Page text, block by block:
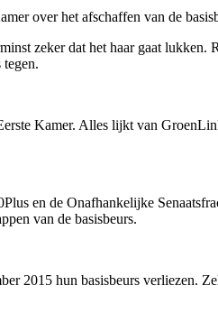
over het afschaffen van de
zeker dat het haar gaat
Kamer. Alles lijkt van
en de Onafhankelijke
van de basisbeurs.
2015 hun basisbeurs verliezen.